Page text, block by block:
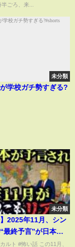
ごろ、来...
未分類
学校ガチ勢すぎる?
未分類
】2025年11月、シン
最終予言”が日本を
伝説 ミステリー】
ルト #怖い話 この11月、